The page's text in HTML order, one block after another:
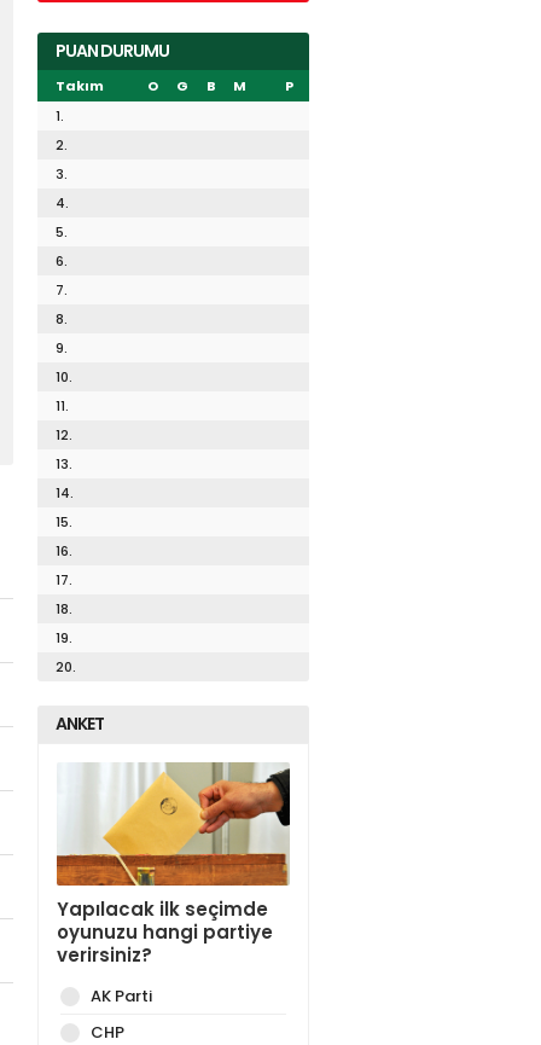
PUAN DURUMU
Takım O G B M
P
1.
2.
3.
4.
5.
6.
7.
8.
9.
10.
11.
12.
13.
14.
15.
16.
17.
18.
19.
20.
ANKET
Yapılacak ilk seçimde
oyunuzu hangi partiye
verirsiniz?
AK Parti
CHP